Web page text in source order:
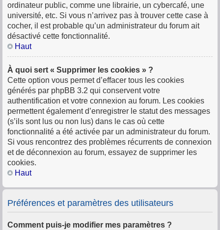
ordinateur public, comme une librairie, un cybercafé, une
université, etc. Si vous n’arrivez pas à trouver cette case à
cocher, il est probable qu’un administrateur du forum ait
désactivé cette fonctionnalité.
Haut
À quoi sert « Supprimer les cookies » ?
Cette option vous permet d’effacer tous les cookies
générés par phpBB 3.2 qui conservent votre
authentification et votre connexion au forum. Les cookies
permettent également d’enregistrer le statut des messages
(s’ils sont lus ou non lus) dans le cas où cette
fonctionnalité a été activée par un administrateur du forum.
Si vous rencontrez des problèmes récurrents de connexion
et de déconnexion au forum, essayez de supprimer les
cookies.
Haut
Préférences et paramètres des utilisateurs
Comment puis-je modifier mes paramètres ?